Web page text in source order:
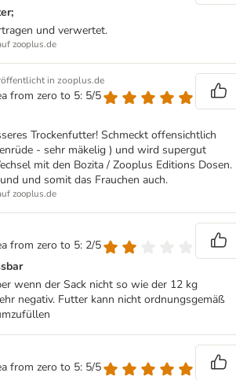
und verwertet.
zooplus.de
in zooplus.de
from zero to 5: 5/5
Trockenfutter! Schmeckt offensichtlich
- sehr mäkelig ) und wird supergut
mit den Bozita / Zooplus Editions Dosen.
und somit das Frauchen auch.
zooplus.de
from zero to 5: 2/5
wenn der Sack nicht so wie der 12 kg
negativ. Futter kann nicht ordnungsgemäß
from zero to 5: 5/5